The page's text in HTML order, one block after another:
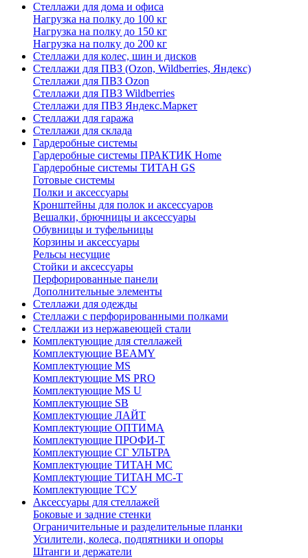
Стеллажи для дома и офиса
Нагрузка на полку до 100 кг
Нагрузка на полку до 150 кг
Нагрузка на полку до 200 кг
Стеллажи для колес, шин и дисков
Стеллажи для ПВЗ (Ozon, Wildberries, Яндекс)
Стеллажи для ПВЗ Ozon
Стеллажи для ПВЗ Wildberries
Стеллажи для ПВЗ Яндекс.Маркет
Стеллажи для гаража
Стеллажи для склада
Гардеробные системы
Гардеробные системы ПРАКТИК Home
Гардеробные системы ТИТАН GS
Готовые системы
Полки и аксессуары
Кронштейны для полок и аксессуаров
Вешалки, брючницы и аксессуары
Обувницы и туфельницы
Корзины и аксессуары
Рельсы несущие
Стойки и аксессуары
Перфорированные панели
Дополнительные элементы
Стеллажи для одежды
Стеллажи с перфорированными полками
Стеллажи из нержавеющей стали
Комплектующие для стеллажей
Комплектующие BEAMY
Комплектующие MS
Комплектующие MS PRO
Комплектующие MS U
Комплектующие SB
Комплектующие ЛАЙТ
Комплектующие ОПТИМА
Комплектующие ПРОФИ-Т
Комплектующие СГ УЛЬТРА
Комплектующие ТИТАН МС
Комплектующие ТИТАН МС-Т
Комплектующие ТСУ
Аксессуары для стеллажей
Боковые и задние стенки
Ограничительные и разделительные планки
Усилители, колеса, подпятники и опоры
Штанги и держатели